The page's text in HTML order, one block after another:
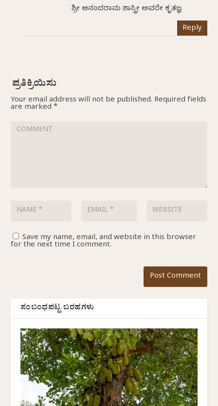
ಶ್ರೀ ಆನಂದರಾಮ ಶಾಸ್ತ್ರೀ ಅವರೇ ಕೃತಜ್ಞ
Reply
Your email address will not be published. Required fields
are marked *
Save my name, email, and website in this browser
for the next time I comment.
ಸಂಬಂಧಪಟ್ಟ ಬರಹಗಳು